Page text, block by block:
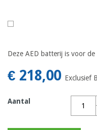
Deze AED batterij is voor de
€ 218,00 Exclusief
Aantal